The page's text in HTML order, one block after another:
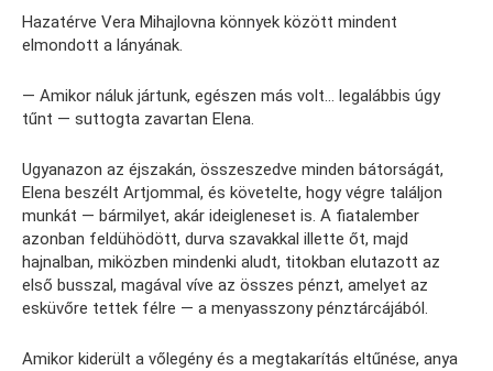
Hazatérve Vera Mihajlovna könnyek között mindent
elmondott a lányának.
— Amikor náluk jártunk, egészen más volt… legalábbis úgy
tűnt — suttogta zavartan Elena.
Ugyanazon az éjszakán, összeszedve minden bátorságát,
Elena beszélt Artjommal, és követelte, hogy végre találjon
munkát — bármilyet, akár ideigleneset is. A fiatalember
azonban feldühödött, durva szavakkal illette őt, majd
hajnalban, miközben mindenki aludt, titokban elutazott az
első busszal, magával víve az összes pénzt, amelyet az
esküvőre tettek félre — a menyasszony pénztárcájából.
Amikor kiderült a vőlegény és a megtakarítás eltűnése, anya